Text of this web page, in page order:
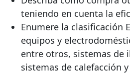
teniendo en cuenta la
Enumere la clasificación
equipos y
entre otros, sistemas de
sistemas de calefacción